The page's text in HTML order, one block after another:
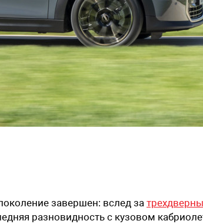
завершен: вслед за
разновидность с кузовом